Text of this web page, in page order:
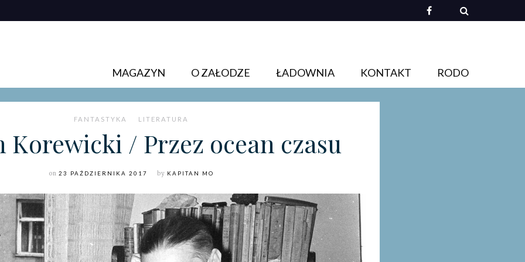
MAGAZYN O ZAŁODZE ŁADOWNIA KONTAKT RODO
FANTASTYKA LITERATURA
Korewicki / Przez ocean czasu
on 23 PAŹDZIERNIKA 2017 by KAPITAN MO